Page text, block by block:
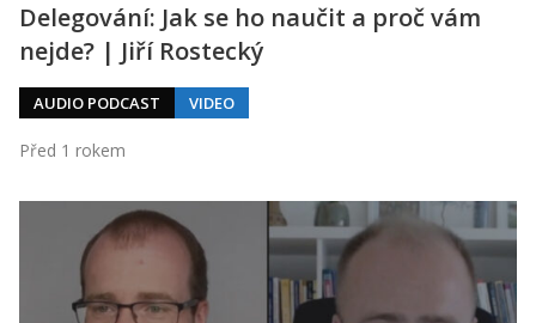
Delegování: Jak se ho naučit a proč vám
nejde? | Jiří Rostecký
AUDIO PODCAST VIDEO
Před 1 rokem